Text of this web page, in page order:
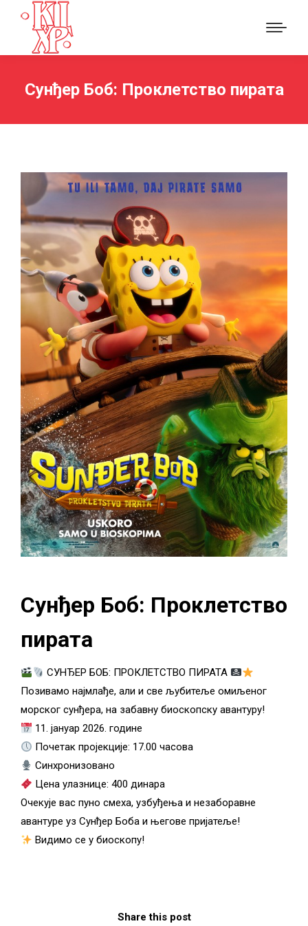
Сунђер Боб: Проклетство пирата
Сунђер Боб: Проклетство
пирата
СУНЂЕР БОБ: ПРОКЛЕТСТВО ПИРАТА
Позивамо најмлађе, али и све љубитеље омиљеног
морског сунђера, на забавну биоскопску авантуру!
11. јануар 2026. године
Почетак пројекције: 17.00 часова
Синхронизовано
Цена улазнице: 400 динара
Очекује вас пуно смеха, узбуђења и незаборавне
авантуре уз Сунђер Боба и његове пријатеље!
Видимо се у биоскопу!
Share this post